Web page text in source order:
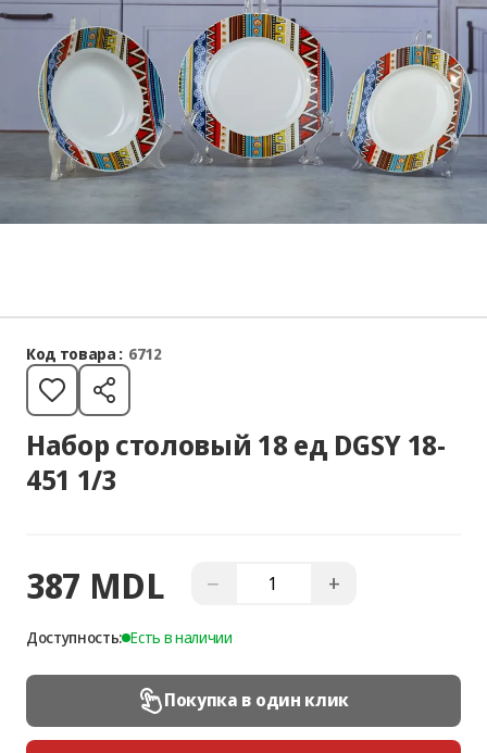
Код товара : 6712
Набор столовый 18 ед DGSY 18-
451 1/3
387 MDL − +
Доступность: Есть в наличии
Покупка в один клик